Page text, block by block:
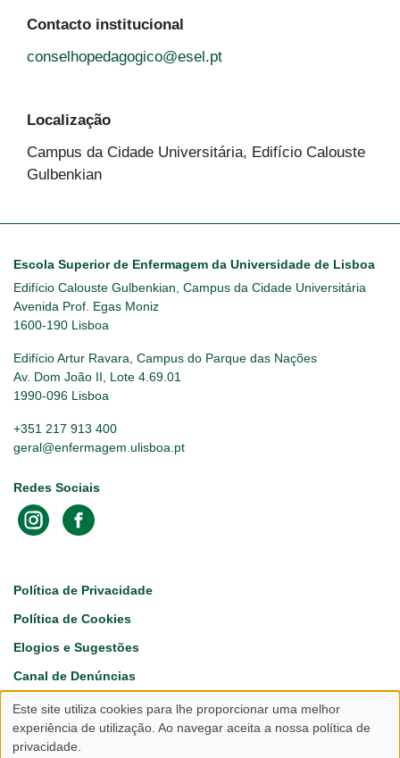
Contacto institucional
conselhopedagogico@esel.pt
Localização
Campus da Cidade Universitária, Edifício Calouste
Gulbenkian
Escola Superior de Enfermagem da Universidade de Lisboa
Edifício Calouste Gulbenkian, Campus da Cidade Universitária
Avenida Prof. Egas Moniz
1600-190 Lisboa
Edifício Artur Ravara, Campus do Parque das Nações
Av. Dom João II, Lote 4.69.01
1990-096 Lisboa
+351 217 913 400
geral@enfermagem.ulisboa.pt
Redes Sociais
Footer
Política de Privacidade
Política de Cookies
Elogios e Sugestões
Canal de Denúncias
Utilização
Este site utiliza cookies para lhe proporcionar uma melhor
experiência de utilização. Ao navegar aceita a nossa política de
privacidade.